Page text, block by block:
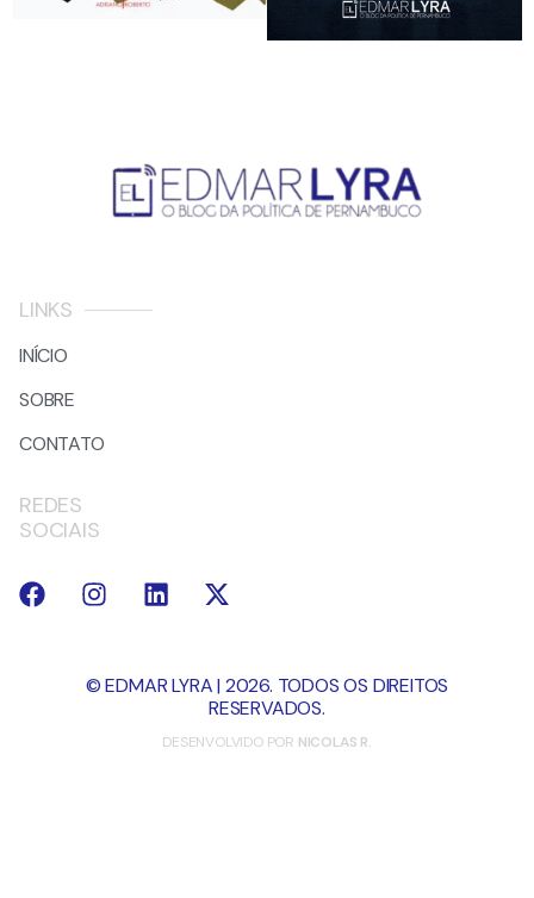
LINKS
INÍCIO
SOBRE
CONTATO
REDES
SOCIAIS
© EDMAR LYRA | 2026. TODOS OS DIREITOS
RESERVADOS.
DESENVOLVIDO POR NICOLAS R.